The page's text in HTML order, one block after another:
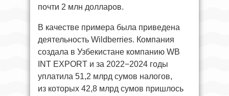
почти 2 млн долларов.
В качестве примера была приведена
деятельность Wildberries. Компания
создала в Узбекистане компанию WB
INT EXPORT и за 2022−2024 годы
уплатила 51,2 млрд сумов налогов,
из которых 42,8 млрд сумов пришлось